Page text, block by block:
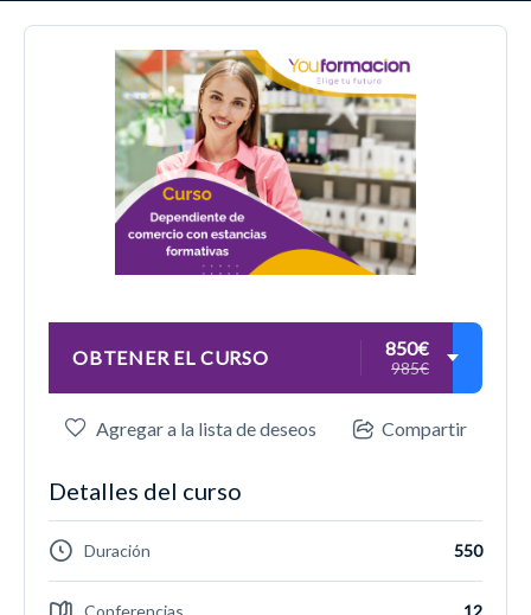
OBTENER EL CURSO 850€
985€
Agregar a la lista de deseos Compartir
Detalles del curso
Duración 550